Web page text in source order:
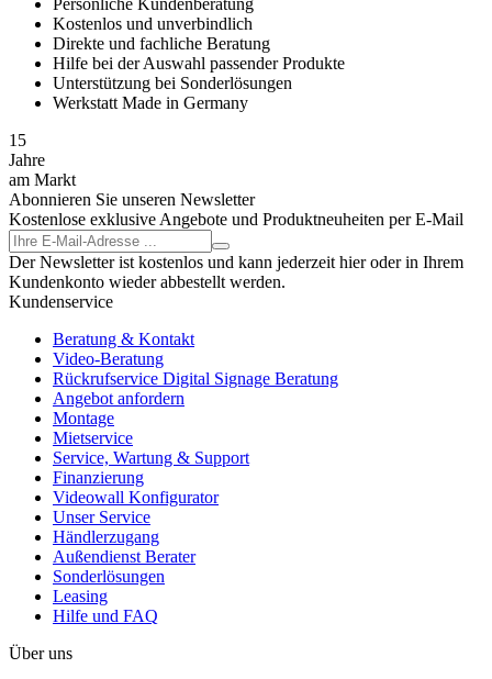
Kostenlos und unverbindlich
Direkte und fachliche Beratung
Hilfe bei der Auswahl passender Produkte
Unterstützung bei Sonderlösungen
Werkstatt Made in Germany
15
Jahre
am Markt
Abonnieren Sie unseren Newsletter
Kostenlose exklusive Angebote und Produktneuheiten per E-Mail
Der Newsletter ist kostenlos und kann jederzeit hier oder in Ihrem
Kundenkonto wieder abbestellt werden.
Kundenservice
Beratung & Kontakt
Video-Beratung
Rückrufservice Digital Signage Beratung
Angebot anfordern
Montage
Mietservice
Service, Wartung & Support
Finanzierung
Videowall Konfigurator
Unser Service
Händlerzugang
Außendienst Berater
Sonderlösungen
Leasing
Hilfe und FAQ
Über uns